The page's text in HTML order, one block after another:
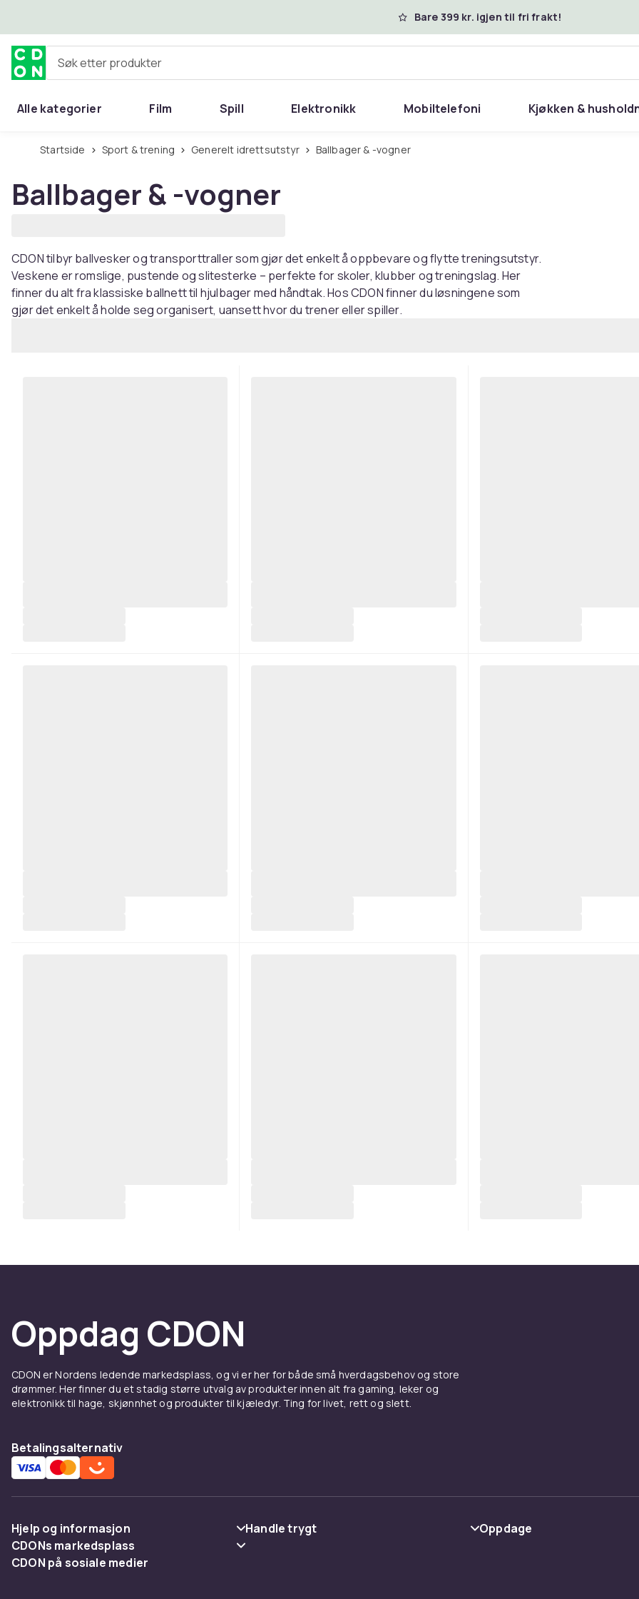
Bare 399 kr. igjen til fri frakt!
Søk etter produkter
Alle kategorier Film Spill Elektronikk Mobiltelefoni Kjøkken &
Startside Sport & trening Generelt idrettsutstyr Ballbager & -vogner
Ballbager & -vogner
CDON tilbyr ballvesker og transporttraller som gjør det enkelt å oppbevare og flytte treningsutstyr.
Veskene er romslige, pustende og slitesterke – perfekte for skoler, klubber og treningslag. Her
finner du alt fra klassiske ballnett til hjulbager med håndtak. Hos CDON finner du løsningene som
gjør det enkelt å holde seg organisert, uansett hvor du trener eller spiller.
Oppdag CDON
CDON er Nordens ledende markedsplass, og vi er her for både små hverdagsbehov og store
drømmer. Her finner du et stadig større utvalg av produkter innen alt fra gaming, leker og
elektronikk til hage, skjønnhet og produkter til kjæledyr. Ting for livet, rett og slett.
Betalingsalternativ
Hjelp og informasjon
Vanlige spørsmål
Handle trygt
Oppdage
CDONs markedsplass
Merchant Help Center
CDON på sosiale medier